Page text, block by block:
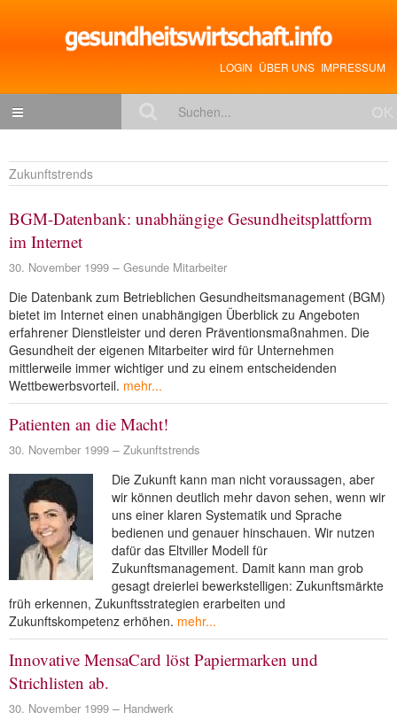
LOGIN ÜBER UNS IMPRESSUM
Gesundheitspolitik
Zukunftstrends
Management
Gesundheit
Jobs & Karriere
Mitglieder-Beiträge
NEUER BEITRAG
Zukunftstrends
BGM-Datenbank: unabhängige Gesundheitsplattform
im Internet
30. November 1999 Gesunde Mitarbeiter
Die Datenbank zum Betrieblichen Gesundheitsmanagement (BGM)
bietet im Internet einen unabhängigen Überblick zu Angeboten
erfahrener Dienstleister und deren Präventionsmaßnahmen. Die
Gesundheit der eigenen Mitarbeiter wird für Unternehmen
mittlerweile immer wichtiger und zu einem entscheidenden
Wettbewerbsvorteil. mehr...
Patienten an die Macht!
30. November 1999 Zukunftstrends
Die Zukunft kann man nicht voraussagen, aber
wir können deutlich mehr davon sehen, wenn wir
uns einer klaren Systematik und Sprache
bedienen und genauer hinschauen. Wir nutzen
dafür das Eltviller Modell für
Zukunftsmanagement. Damit kann man grob
gesagt dreierlei bewerkstelligen: Zukunftsmärkte
früh erkennen, Zukunftsstrategien erarbeiten und
Zukunftskompetenz erhöhen. mehr...
Innovative MensaCard löst Papiermarken und
Strichlisten ab.
30. November 1999 Handwerk